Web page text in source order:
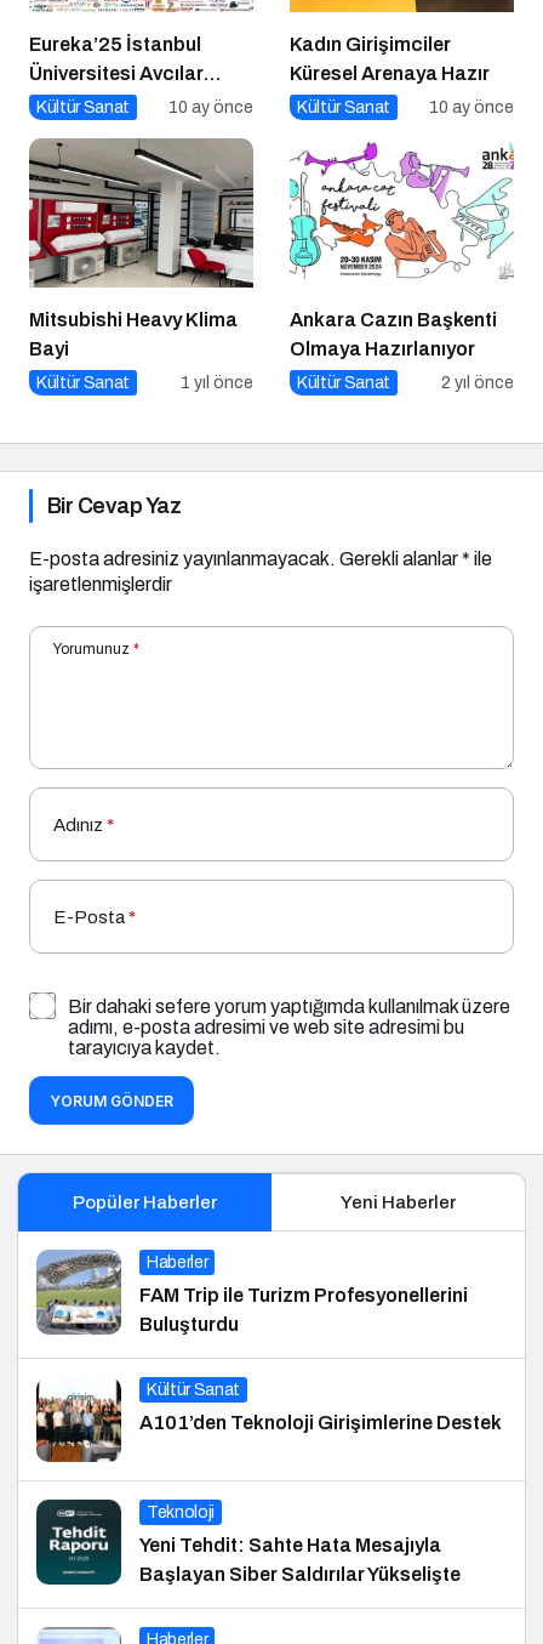
Eureka’25 İstanbul
Üniversitesi Avcılar
Kampüsü İşletme
Kültür Sanat 10 ay önce
Kadın Girişimciler
Küresel Arenaya Hazır
Kültür Sanat 10 ay önce
Mitsubishi Heavy Klima
Bayi
Kültür Sanat 1 yıl önce
Ankara Cazın Başkenti
Olmaya Hazırlanıyor
Kültür Sanat 2 yıl önce
Bir Cevap Yaz
E-posta adresiniz yayınlanmayacak. Gerekli alanlar* ile
işaretlenmişlerdir
Yorumunuz *
Adınız *
E-Posta*
Bir dahaki sefere yorum yaptığımda kullanılmak üzere
adımı, e-posta adresimi ve web site adresimi bu
tarayıcıya kaydet.
YORUM GÖNDER
Popüler Haberler Yeni Haberler
Haberler
FAM Trip ile Turizm Profesyonellerini
Buluşturdu
Kültür Sanat
A101’den Teknoloji Girişimlerine Destek
Teknoloji
Yeni Tehdit: Sahte Hata Mesajıyla
Başlayan Siber Saldırılar Yükselişte
Haberler